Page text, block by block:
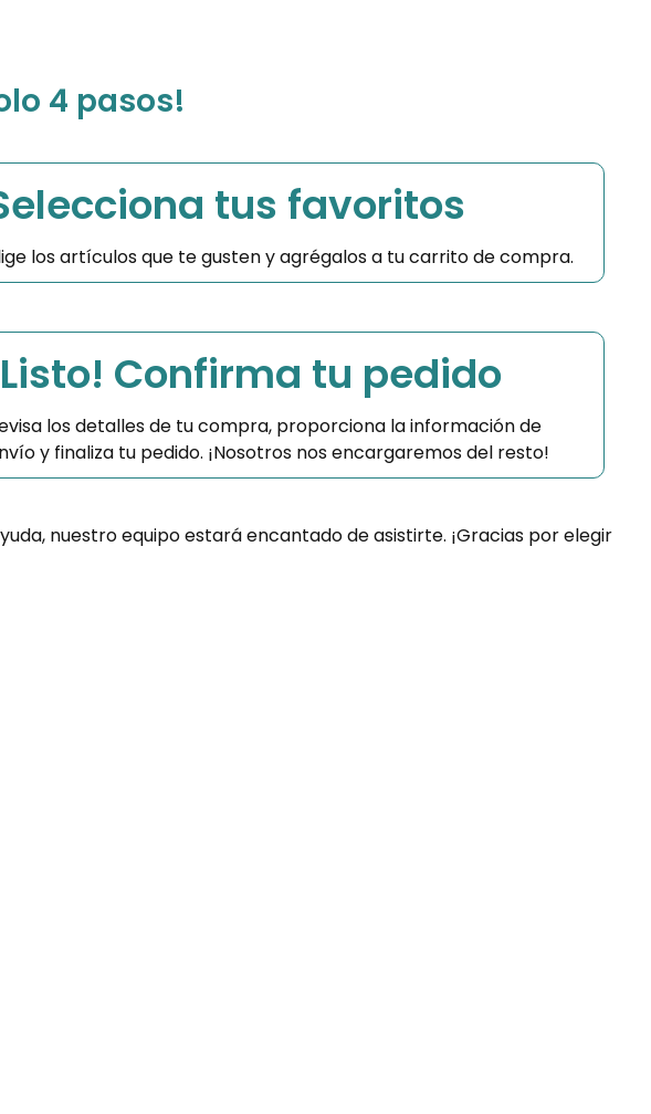
4 pasos!
tus favoritos
los artículos que te gusten y agrégalos a tu carrito de compra.
Confirma tu pedido
los detalles de tu compra, proporciona la información de
y finaliza tu pedido. ¡Nosotros nos encargaremos del resto!
nuestro equipo estará encantado de asistirte. ¡Gracias por elegir